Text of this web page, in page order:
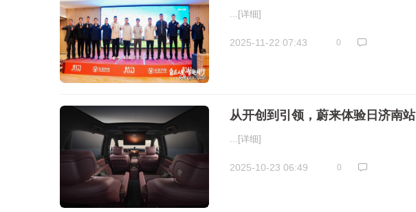
... [详细]
2025-11-22 07:43 0
从开创到引领，蔚来体验日济南站
... [详细]
2025-10-23 06:49 0